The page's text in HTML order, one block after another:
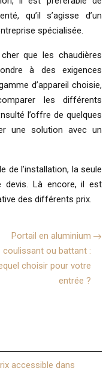
qu’il s’agisse d’un
spécialisée.
que les chaudières
à des exigences
d’appareil choisie,
les différents
l’offre de quelques
une solution avec un
de l’installation, la seule
devis. Là encore, il est
des différents prix.
Portail en aluminium
coulissant ou battant :
choisir pour votre
entrée ?
accessible dans